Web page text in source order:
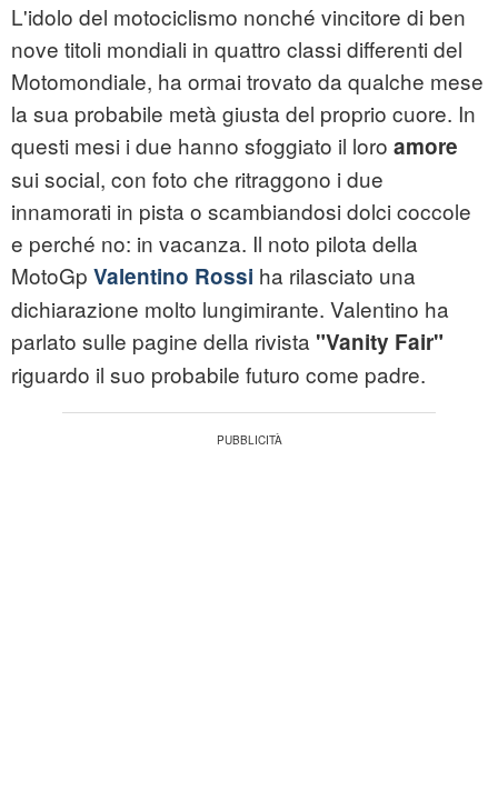
L'idolo del motociclismo nonché vincitore di ben
nove titoli mondiali in quattro classi differenti del
Motomondiale, ha ormai trovato da qualche mese
la sua probabile metà giusta del proprio cuore. In
questi mesi i due hanno sfoggiato il loro amore
sui social, con foto che ritraggono i due
innamorati in pista o scambiandosi dolci coccole
e perché no: in vacanza. Il noto pilota della
MotoGp Valentino Rossi ha rilasciato una
dichiarazione molto lungimirante. Valentino ha
parlato sulle pagine della rivista "Vanity Fair"
riguardo il suo probabile futuro come padre.